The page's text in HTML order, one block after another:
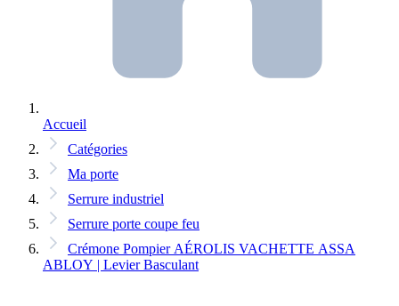
Accueil
Catégories
Ma porte
Serrure industriel
Serrure porte coupe feu
Crémone Pompier AÉROLIS VACHETTE ASSA
ABLOY | Levier Basculant